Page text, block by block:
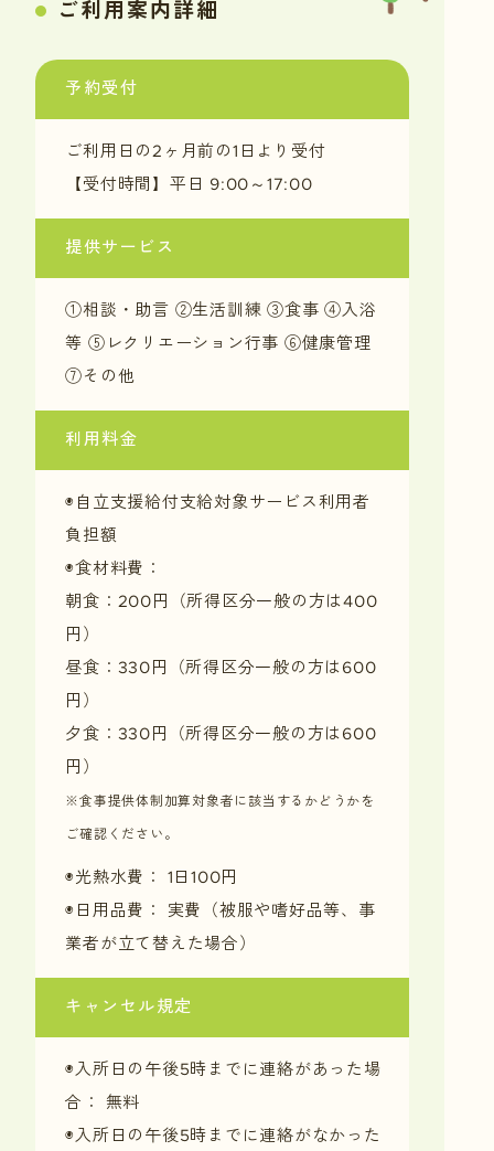
ご利用案内詳細
予約受付
ご利用日の2ヶ月前の1日より受付
【受付時間】平日 9:00～17:00
提供サービス
①相談・助言 ②生活訓練 ③食事 ④入浴
等 ⑤レクリエーション行事 ⑥健康管理
⑦その他
利用料金
◉自立支援給付支給対象サービス利用者
負担額
◉食材料費：
朝食：200円（所得区分一般の方は400
円）
昼食：330円（所得区分一般の方は600
円）
夕食：330円（所得区分一般の方は600
円）
※食事提供体制加算対象者に該当するかどうかを
ご確認ください。
◉光熱水費： 1日100円
◉日用品費： 実費（被服や嗜好品等、事
業者が立て替えた場合）
キャンセル規定
◉入所日の午後5時までに連絡があった場
合： 無料
◉入所日の午後5時までに連絡がなかった